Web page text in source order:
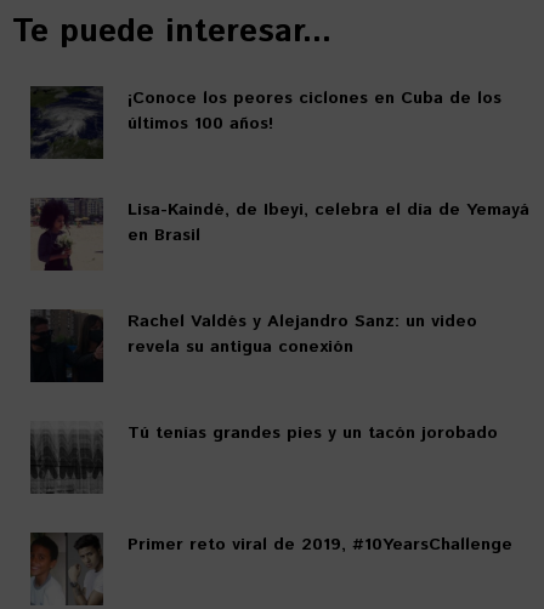
Te puede interesar...
¡Conoce los peores ciclones en Cuba de los
últimos 100 años!
Lisa-Kaindé, de Ibeyi, celebra el día de Yemayá
en Brasil
Rachel Valdés y Alejandro Sanz: un video
revela su antigua conexión
Tú tenías grandes pies y un tacón jorobado
Primer reto viral de 2019, #10YearsChallenge